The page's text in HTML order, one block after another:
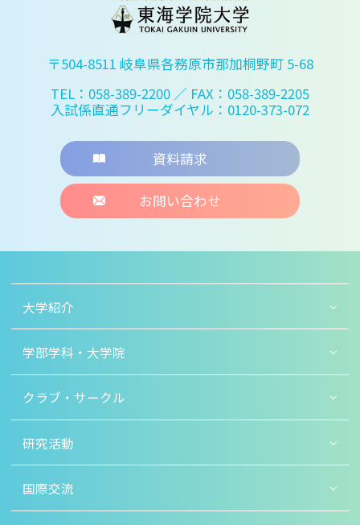
〒504-8511 岐阜県各務原市那加桐野町 5-68
TEL：058-389-2200 ／ FAX：058-389-2205
入試係直通フリーダイヤル：0120-373-072
資料請求
お問い合わせ
大学紹介
学部学科・大学院
クラブ・サークル
研究活動
国際交流